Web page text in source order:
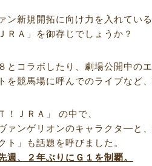
ン新規開拓に向け力を入れている
ＲＡ」を御存じでしょうか？
とコラボしたり、劇場公開中の
を競馬場に呼んでのライブなど
！ＪＲＡ」 の中で、
ァンゲリオンのキャラクタ―と
ト」も話題を呼びました。
週、２年ぶりにＧ１を制覇。